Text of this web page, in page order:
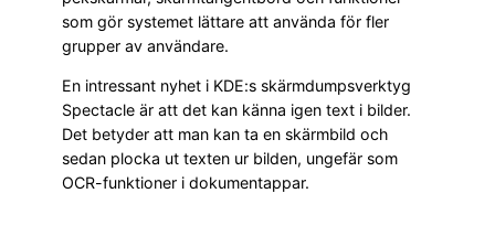
som gör systemet lättare att använda för fler
grupper av användare.
En intressant nyhet i KDE:s skärmdumpsverktyg
Spectacle är att det kan känna igen text i bilder.
Det betyder att man kan ta en skärmbild och
sedan plocka ut texten ur bilden, ungefär som
OCR-funktioner i dokumentappar.